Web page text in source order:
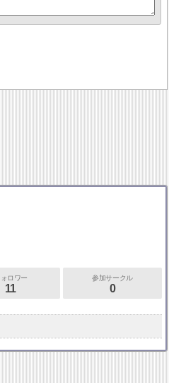
ロワー
11
参加サークル
0